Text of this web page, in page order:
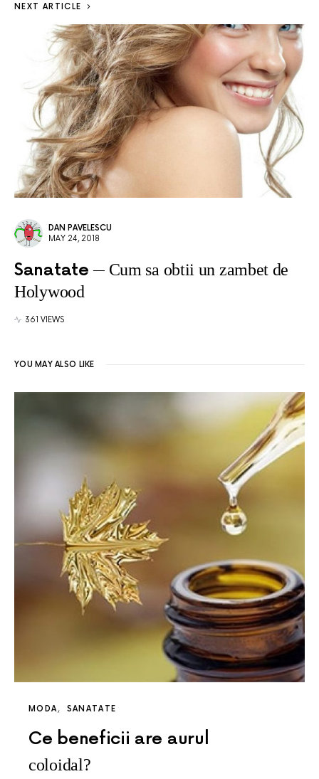
NEXT ARTICLE
DAN PAVELESCU
MAY 24, 2018
Sanatate
Cum sa obtii un zambet de
Holywood
361 VIEWS
YOU MAY ALSO LIKE
MODA SANATATE
Ce beneficii are aurul
coloidal?